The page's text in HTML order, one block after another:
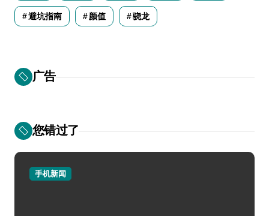
避坑指南 颜值 骁龙
广告
您错过了
手机新闻